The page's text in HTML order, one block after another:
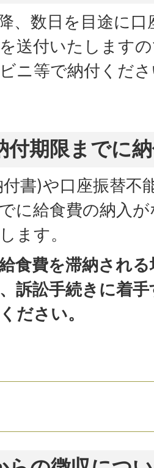
、数日を目途に
送付いたします
ニ等で納付くだ
付期限までに
書)や口座振替不
に給食費の納入
ます。
食費を滞納され
訴訟手続きに着
ださい。